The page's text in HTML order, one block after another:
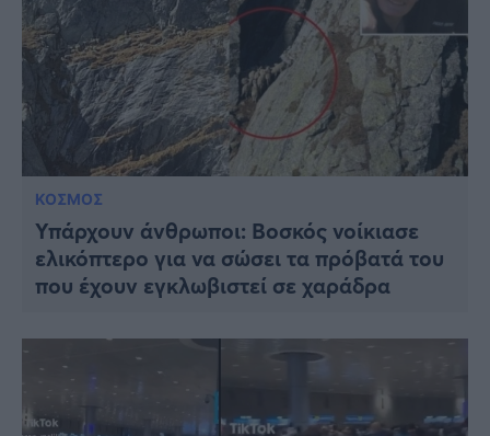
ΚΟΣΜΟΣ
Υπάρχουν άνθρωποι: Βοσκός νοίκιασε
ελικόπτερο για να σώσει τα πρόβατά του
που έχουν εγκλωβιστεί σε χαράδρα